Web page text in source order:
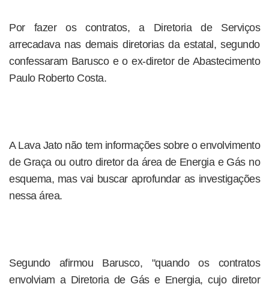
Por fazer os contratos, a Diretoria de Serviços
arrecadava nas demais diretorias da estatal, segundo
confessaram Barusco e o ex-diretor de Abastecimento
Paulo Roberto Costa.
A Lava Jato não tem informações sobre o envolvimento
de Graça ou outro diretor da área de Energia e Gás no
esquema, mas vai buscar aprofundar as investigações
nessa área.
Segundo afirmou Barusco, "quando os contratos
envolviam a Diretoria de Gás e Energia, cujo diretor